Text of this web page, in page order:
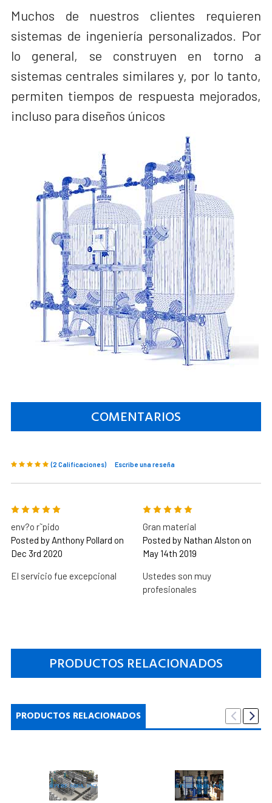
Muchos de nuestros clientes requieren
sistemas de ingeniería personalizados. Por
lo general, se construyen en torno a
sistemas centrales similares y, por lo tanto,
permiten tiempos de respuesta mejorados,
incluso para diseños únicos
COMENTARIOS
(2 Calificaciones) Escribe una reseña
5
env?o r˜pido
Posted by Anthony Pollard on
Dec 3rd 2020
El servicio fue excepcional
Gran material
Posted by Nathan Alston on
May 14th 2019
Ustedes son muy
profesionales
PRODUCTOS RELACIONADOS
PRODUCTOS RELACIONADOS